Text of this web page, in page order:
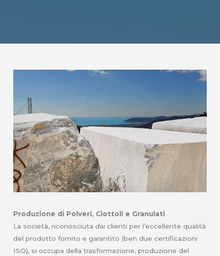
Produzione di Polveri, Ciottoli e Granulati
La società, riconosciuta dai clienti per l’eccellente qualità
del prodotto fornito e garantito (ben due certificazioni
ISO), si occupa della trasformazione, produzione del